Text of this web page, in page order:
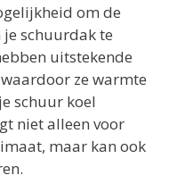
om de
schuurdak te
uitstekende
ze warmte
schuur koel
niet alleen voor
maar kan ook